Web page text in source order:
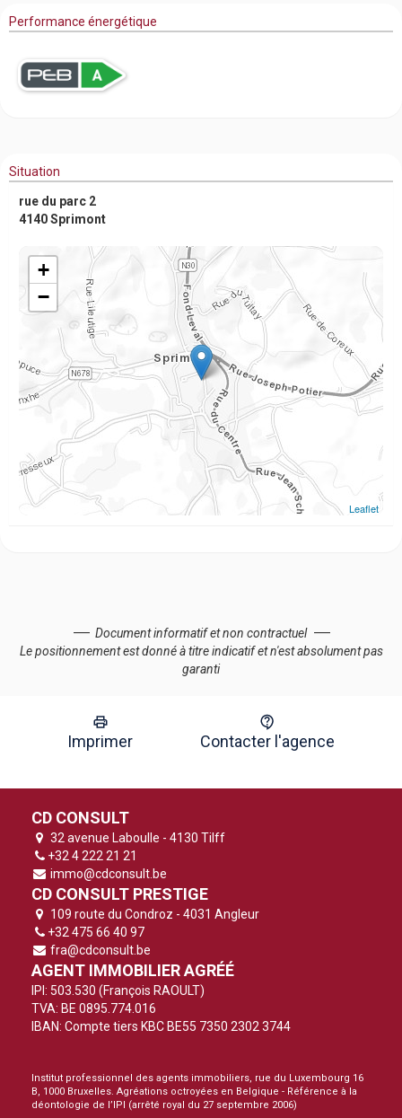
Performance énergétique
Situation
rue du parc 2
4140 Sprimont
+
−
Leaflet
Document informatif et non contractuel
Le positionnement est donné à titre indicatif et n'est absolument pas
garanti
Imprimer Contacter l'agence
CD CONSULT
32 avenue Laboulle - 4130 Tilff
+32 4 222 21 21
immo@cdconsult.be
CD CONSULT PRESTIGE
109 route du Condroz - 4031 Angleur
+32 475 66 40 97
fra@cdconsult.be
AGENT IMMOBILIER AGRÉÉ
IPI: 503.530 (François RAOULT)
TVA: BE 0895.774.016
IBAN: Compte tiers KBC BE55 7350 2302 3744
Institut professionnel des agents immobiliers, rue du Luxembourg 16
B, 1000 Bruxelles. Agréations octroyées en Belgique - Référence à la
déontologie de l’IPI (arrêté royal du 27 septembre 2006)